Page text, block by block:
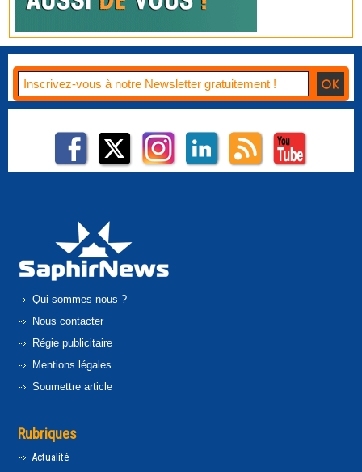
Qui sommes-nous ?
Nous contacter
Régie publicitaire
Mentions légales
Soumettre article
Rubriques
Actualité